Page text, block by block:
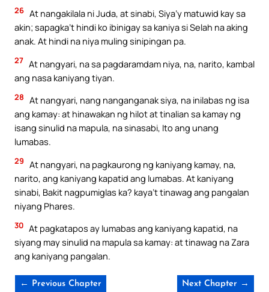
26 At nangakilala ni Juda, at sinabi, Siya’y matuwid kay sa
akin; sapagka’t hindi ko ibinigay sa kaniya si Selah na aking
anak. At hindi na niya muling sinipingan pa.
27 At nangyari, na sa pagdaramdam niya, na, narito, kambal
ang nasa kaniyang tiyan.
28 At nangyari, nang nanganganak siya, na inilabas ng isa
ang kamay: at hinawakan ng hilot at tinalian sa kamay ng
isang sinulid na mapula, na sinasabi, Ito ang unang
lumabas.
29 At nangyari, na pagkaurong ng kaniyang kamay, na,
narito, ang kaniyang kapatid ang lumabas. At kaniyang
sinabi, Bakit nagpumiglas ka? kaya’t tinawag ang pangalan
niyang Phares.
30 At pagkatapos ay lumabas ang kaniyang kapatid, na
siyang may sinulid na mapula sa kamay: at tinawag na Zara
ang kaniyang pangalan.
← Previous Chapter Next Chapter →